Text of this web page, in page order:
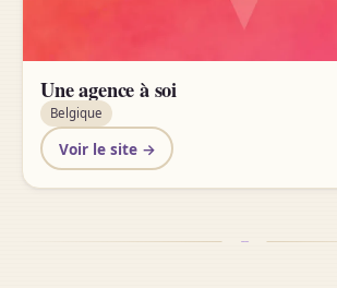
Une agence à soi
Belgique
Voir le site →